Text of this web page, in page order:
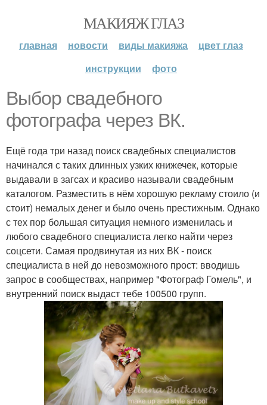
МАКИЯЖ ГЛАЗ
главная новости виды макияжа
цвет глаз
инструкции
фото
Выбор свадебного
фотографа через ВК.
Ещё года три назад поиск свадебных специалистов
начинался с таких длинных узких книжечек, которые
выдавали в загсах и красиво называли свадебным
каталогом. Разместить в нём хорошую рекламу стоило (и
стоит) немалых денег и было очень престижным. Однако
с тех пор большая ситуация немного изменилась и
любого свадебного специалиста легко найти через
соцсети. Самая продвинутая из них ВК - поиск
специалиста в ней до невозможного прост: вводишь
запрос в сообществах, например "Фотограф Гомель", и
внутренний поиск выдаст тебе 100500 групп.